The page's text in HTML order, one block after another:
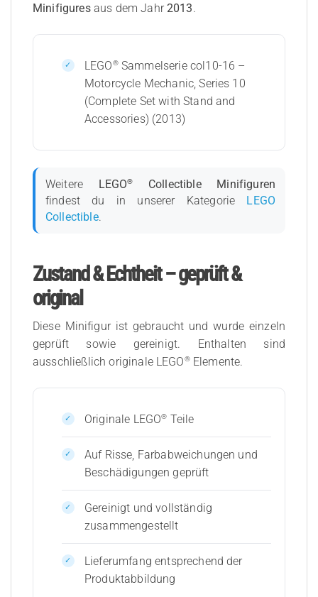
Minifiguresaus dem Jahr2013.
LEGO®Sammelserie col10-16 –
Motorcycle Mechanic, Series 10
(Complete Set with Stand and
Accessories) (2013)
Weitere LEGO®
Collectible Minifiguren
findest du in unserer Kategorie LEGO
Collectible.
Zustand & Echtheit – geprüft &
original
Diese Minifigur ist gebraucht und wurde einzeln
geprüft sowie gereinigt. Enthalten sind
ausschließlich originale LEGO®Elemente.
Originale LEGO® Teile
Auf Risse, Farbabweichungen und
Beschädigungen geprüft
Gereinigt und vollständig
zusammengestellt
Lieferumfang entsprechend der
Produktabbildung